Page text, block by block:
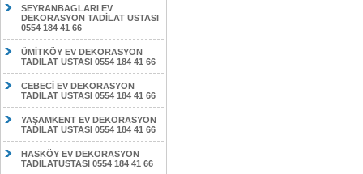
SEYRANBAGLARI EV
DEKORASYON TADİLAT USTASI
0554 184 41 66
ÜMİTKÖY EV DEKORASYON
TADİLAT USTASI 0554 184 41 66
CEBECİ EV DEKORASYON
TADİLAT USTASI 0554 184 41 66
YAŞAMKENT EV DEKORASYON
TADİLAT USTASI 0554 184 41 66
HASKÖY EV DEKORASYON
TADİLATUSTASI 0554 184 41 66